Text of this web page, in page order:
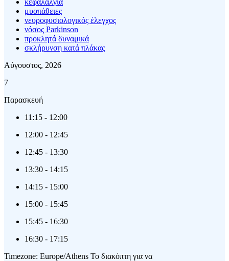
μυοπάθειες
νευροφυσιολογικός έλεγχος
νόσος Parkinson
προκλητά δυναμικά
σκλήρυνση κατά πλάκας
Αύγουστος, 2026
7
Παρασκευή
11:15 - 12:00
12:00 - 12:45
12:45 - 13:30
13:30 - 14:15
14:15 - 15:00
15:00 - 15:45
15:45 - 16:30
16:30 - 17:15
Timezone: Europe/Athens Το διακόπτη για να